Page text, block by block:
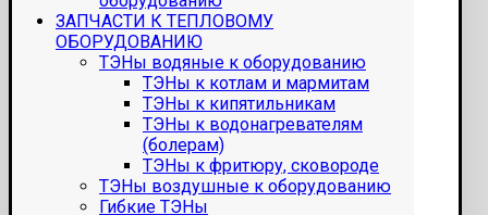
ЗАПЧАСТИ К ТЕПЛОВОМУ
ОБОРУДОВАНИЮ
ТЭНы водяные к оборудованию
ТЭНы к котлам и мармитам
ТЭНы к кипятильникам
ТЭНы к водонагревателям
(болерам)
ТЭНы к фритюру, сковороде
ТЭНы воздушные к оборудованию
Гибкие ТЭНы